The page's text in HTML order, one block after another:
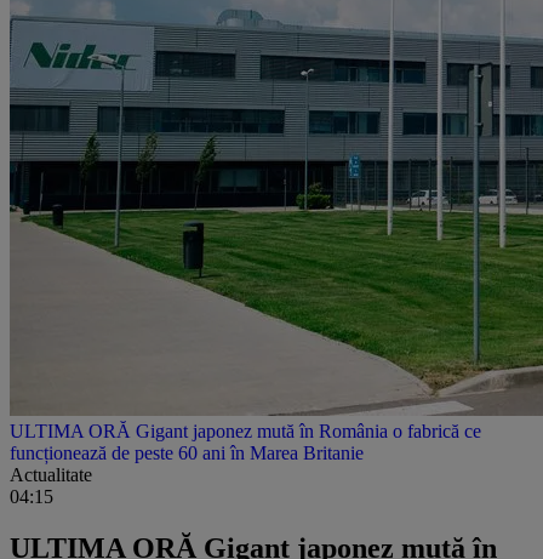
ULTIMA ORĂ Gigant japonez mută în România o fabrică ce
funcționează de peste 60 ani în Marea Britanie
Actualitate
04:15
ULTIMA ORĂ Gigant japonez mută în